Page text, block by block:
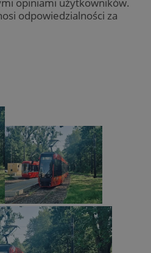
odpowiedzialności za